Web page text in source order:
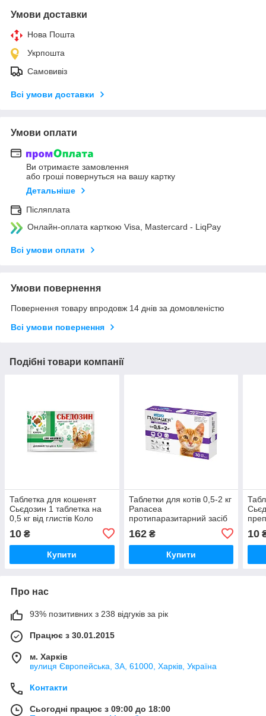
Умови доставки
Нова Пошта
Укрпошта
Самовивіз
Всі умови доставки
Умови оплати
Ви отримаєте замовлення
або гроші повернуться на вашу картку
Детальніше
Післяплата
Онлайн-оплата карткою Visa, Mastercard - LiqPay
Всі умови оплати
Умови повернення
Повернення товару впродовж 14 днів за домовленістю
Всі умови повернення
Подібні товари компанії
Таблетка для кошенят
Сьєдозин 1 таблетка на
0,5 кг від глистів Коло
10 ₴
Купити
Таблетки для котів 0,5-2 кг
Panacea
протипаразитарний засіб
162₴
Купити
10
Про нас
93% позитивних з 238 відгуків за рік
Працює з 30.01.2015
м. Харків
вулиця Європейська, 3А, 61000, Харків, Україна
Контакти
Сьогодні працює з 09:00 до 18:00